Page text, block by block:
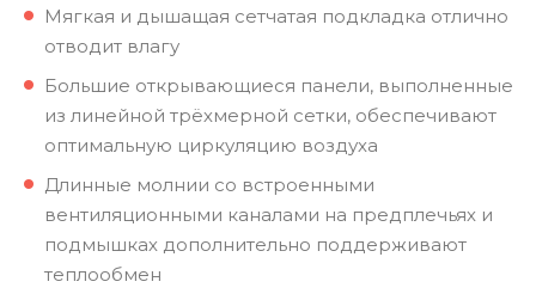
Мягкая и дышащая сетчатая подкладка отлично
отводит влагу
Большие открывающиеся панели, выполненные
из линейной трёхмерной сетки, обеспечивают
оптимальную циркуляцию воздуха
Длинные молнии со встроенными
вентиляционными каналами на предплечьях и
подмышках дополнительно поддерживают
теплообмен